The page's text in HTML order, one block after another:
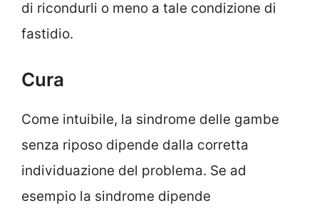
di ricondurli o meno a tale condizione di
fastidio.
Cura
Come intuibile, la sindrome delle gambe
senza riposo dipende dalla corretta
individuazione del problema. Se ad
esempio la sindrome dipende